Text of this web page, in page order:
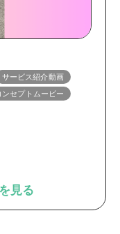
サービス紹介動画
ンセプトムービー
見る